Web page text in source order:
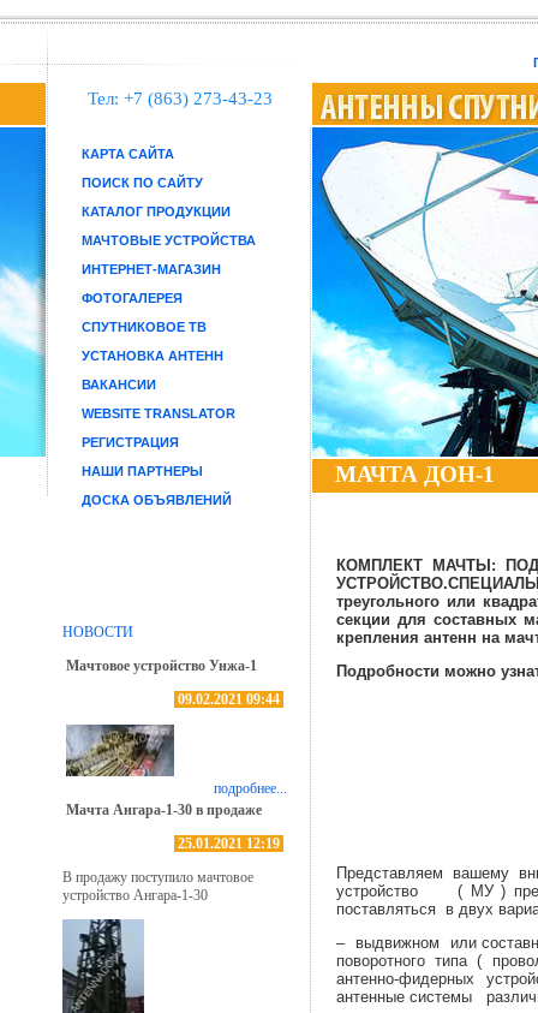
Тел: +7 (863) 273-43-23
КАРТА САЙТА
ПОИСК ПО САЙТУ
КАТАЛОГ ПРОДУКЦИИ
МАЧТОВЫЕ УСТРОЙСТВА
ИНТЕРНЕТ-МАГАЗИН
ФОТОГАЛЕРЕЯ
СПУТНИКОВОЕ ТВ
УСТАНОВКА АНТЕНН
ВАКАНСИИ
WEBSITE TRANSLATOR
РЕГИСТРАЦИЯ
НАШИ ПАРТНЕРЫ
ДОСКА ОБЪЯВЛЕНИЙ
НОВОСТИ
Мачтовое устройство Унжа-1
09.02.2021 09:44
подробнее...
Мачта Ангара-1-30 в продаже
25.01.2021 12:19
В продажу поступило мачтовое
устройство Ангара-1-30
МАЧТА ДОН-1
КОМПЛЕКТ МАЧТЫ:
треугольного или
секции для составных
крепления антенн на
Подробности можно
Представляем вашему
устройство ( МУ )
поставляться в двух
– выдвижном или
поворотного типа (
антенно-фидерных
антенные системы